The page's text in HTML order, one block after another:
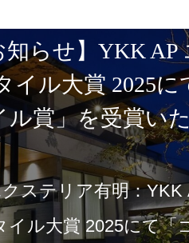
知らせ】YKK AP
イル大賞 2025に
ル賞」を受賞い
ステリア有明：YKK
イル大賞 2025にて「